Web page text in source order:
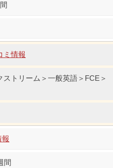
ミ情報
トリーム＞一般英語＞FCE＞
報
間